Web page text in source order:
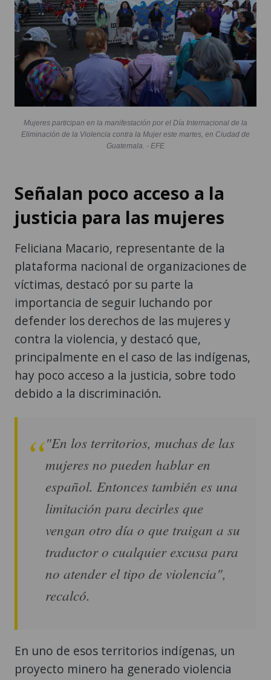
Mujeres participan en la manifestación por el Día Internacional de la
Eliminación de la Violencia contra la Mujer este martes, en Ciudad de
Guatemala. - EFE
Señalan poco acceso a la
justicia para las mujeres
Feliciana Macario, representante de la
plataforma nacional de organizaciones de
víctimas, destacó por su parte la
importancia de seguir luchando por
defender los derechos de las mujeres y
contra la violencia, y destacó que,
principalmente en el caso de las indígenas,
hay poco acceso a la justicia, sobre todo
debido a la discriminación.
"En los territorios, muchas de las
mujeres no pueden hablar en
español. Entonces también es una
limitación para decirles que
vengan otro día o que traigan a su
traductor o cualquier excusa para
no atender el tipo de violencia",
recalcó.
En uno de esos territorios indígenas, un
proyecto minero ha generado violencia